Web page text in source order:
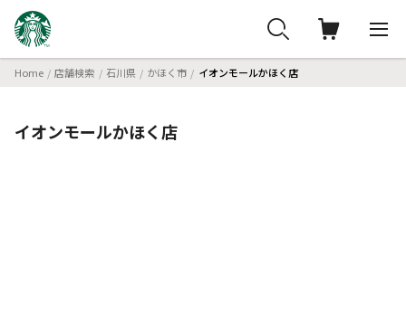
Home 店舗検索 石川県 かほく市 イオンモールかほく店
イオンモールかほく店